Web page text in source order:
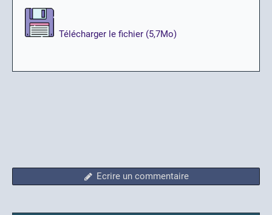
Télécharger le fichier (5,7Mo)
Ecrire un commentaire